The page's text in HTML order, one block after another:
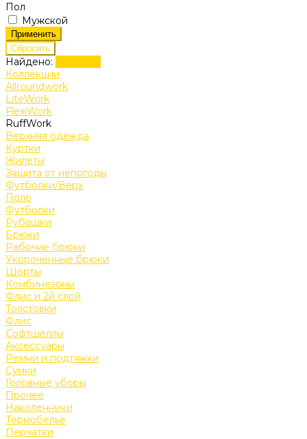
Пол
Мужской
Найдено:
Коллекции
Allroundwork
LiteWork
FlexiWork
RuffWork
Верхняя одежда
Куртки
Жилеты
Защита от непогоды
Футболки/Верх
Поло
Футболки
Рубашки
Брюки
Рабочие брюки
Укороченные брюки
Шорты
Комбинезоны
Флис и 2й слой
Толстовки
Флис
Софтшеллы
Аксессуары
Ремни и подтяжки
Сумки
Головные уборы
Прочее
Наколенники
Термобелье
Перчатки